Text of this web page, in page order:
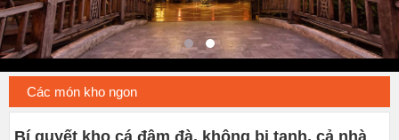
Các món kho ngon
Bí quyết kho cá đậm đà, không bị tanh, cả nhà